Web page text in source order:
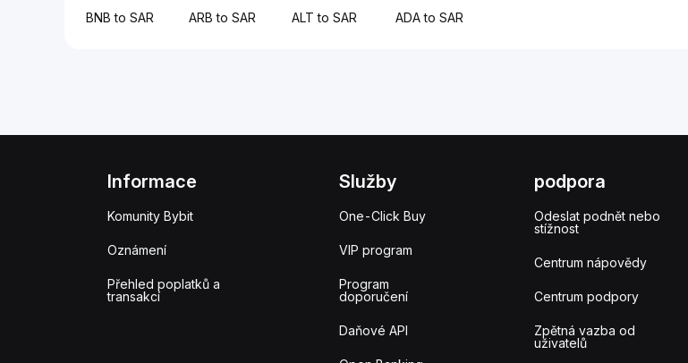
BNB to SAR ARB to SAR ALT to SAR ADA to SAR
Informace
Komunity Bybit
Oznámení
Přehled poplatků a
transakcí
Služby
One-Click Buy
VIP program
Program
doporučení
Daňové API
podpora
Odeslat podnět nebo
stížnost
Centrum nápovědy
Centrum podpory
Zpětná vazba od
uživatelů